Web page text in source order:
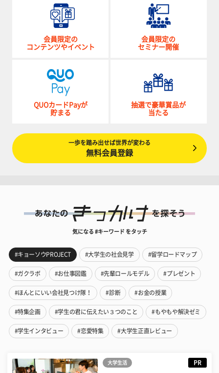
会員限定の
コンテンツやイベント
会員限定の
セミナー開催
QUOカードPayが
貯まる
抽選で豪華賞品が
当たる
一歩を踏み出せば世界が変わる
無料会員登録
気になる #キーワード をタッチ
#キョーソウPROJECT #大学生の社会見学 #留学ロードマップ
#ガクラボ #お仕事図鑑 #先輩ロールモデル #プレゼント
#ほんとにいい会社見つけ隊！ #診断 #お金の授業
#特集企画 #学生の君に伝えたい３つのこと #もやもや解決ゼミ
#学生インタビュー #恋愛特集 #大学生正直レビュー
大学生活 PR